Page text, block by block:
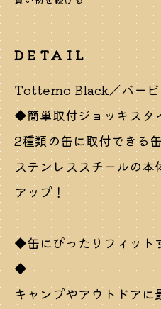
DETAIL
Tottemo Black／バービ
◆簡単取付ジョッキス
2種類の缶に取付できる
ステンレススチールの
アップ！
◆缶にぴったりフィット
◆
キャンプやアウトドア